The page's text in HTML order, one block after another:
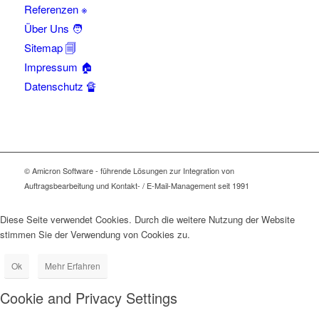
Referenzen ※
Über Uns 🧑
Sitemap 🗐
Impressum 🏠
Datenschutz 🔏
© Amicron Software - führende Lösungen zur Integration von
Auftragsbearbeitung und Kontakt- / E-Mail-Management seit 1991
Diese Seite verwendet Cookies. Durch die weitere Nutzung der Website
stimmen Sie der Verwendung von Cookies zu.
Ok Mehr Erfahren
Cookie and Privacy Settings